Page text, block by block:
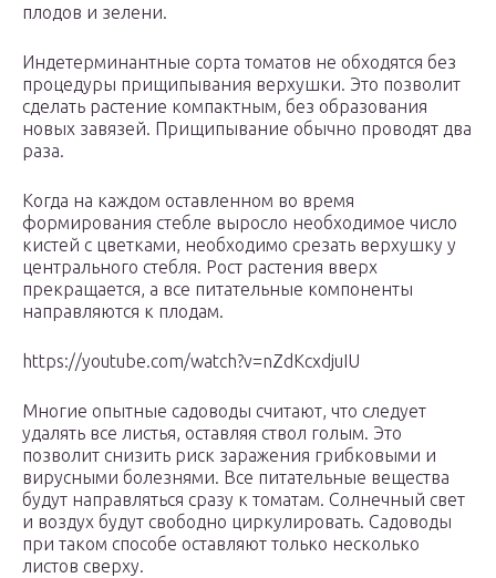
плодов и зелени.
Индетерминантные сорта томатов не обходятся без
процедуры прищипывания верхушки. Это позволит
сделать растение компактным, без образования
новых завязей. Прищипывание обычно проводят два
раза.
Когда на каждом оставленном во время
формирования стебле выросло необходимое число
кистей с цветками, необходимо срезать верхушку у
центрального стебля. Рост растения вверх
прекращается, а все питательные компоненты
направляются к плодам.
https://youtube.com/watch?v=nZdKcxdjuIU
Многие опытные садоводы считают, что следует
удалять все листья, оставляя ствол голым. Это
позволит снизить риск заражения грибковыми и
вирусными болезнями. Все питательные вещества
будут направляться сразу к томатам. Солнечный свет
и воздух будут свободно циркулировать. Садоводы
при таком способе оставляют только несколько
листов сверху.